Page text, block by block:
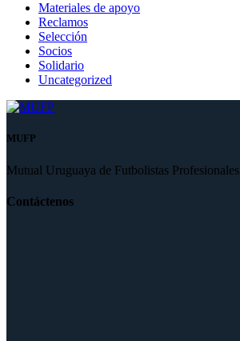
Materiales de apoyo
Reclamos
Selección
Socios
Solidario
Uncategorized
MUFP
Mutual Uruguaya de Futbolistas Profesionales
Contáctenos